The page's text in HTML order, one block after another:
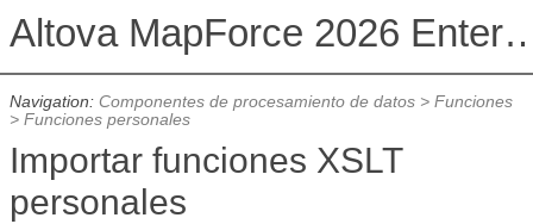
Altova MapForce 2026
Navigation: Componentes de procesamiento de datos> Funciones
> Funciones personales
Importar funciones XSLT
personales